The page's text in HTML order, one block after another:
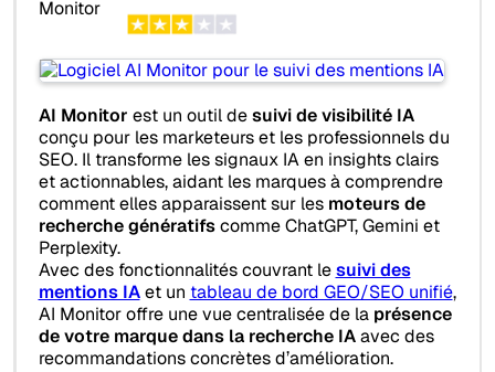
AI Monitor est un outil desuivi de visibilité IA
conçu pour les marketeurs et les professionnels du
SEO. Il transforme les signaux IA en insights clairs
et actionnables, aidant les marques à comprendre
comment elles apparaissent sur les moteurs de
recherche génératifscomme ChatGPT, Gemini et
Perplexity.
Avec des fonctionnalités couvrant lesuivi des
mentions IAet un tableau de bord GEO/SEO unifié,
AI Monitor offre une vue centralisée de la présence
de votre marque dans la recherche IAavec des
recommandations concrètes d’amélioration.